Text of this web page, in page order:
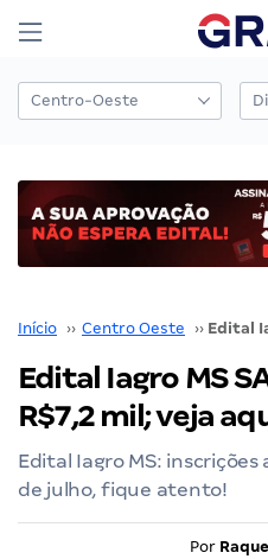
Início ›› Centro Oeste ››
Edital Iagro MS
R$7,2 mil; veja
Edital Iagro MS:
de julho, fique atento!
Por